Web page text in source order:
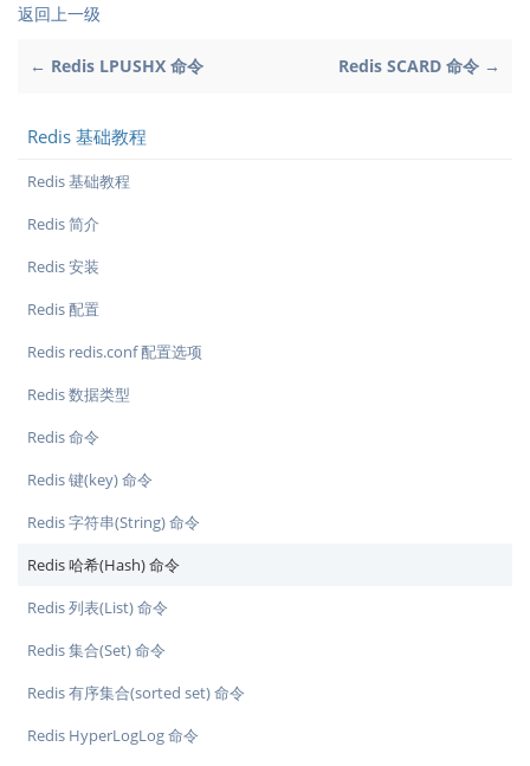
返回上一级
← Redis LPUSHX 命令 Redis SCARD 命令 →
Redis 基础教程
Redis 基础教程
Redis 简介
Redis 安装
Redis 配置
Redis redis.conf 配置选项
Redis 数据类型
Redis 命令
Redis 键(key) 命令
Redis 字符串(String) 命令
Redis 哈希(Hash) 命令
Redis 列表(List) 命令
Redis 集合(Set) 命令
Redis 有序集合(sorted set) 命令
Redis HyperLogLog 命令